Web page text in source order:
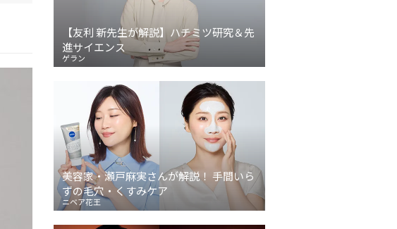
【友利 新先生が解説】ハチミツ研究＆先
進サイエンス
ゲラン
美容家・瀬戸麻実さんが解説！ 手間いら
ずの毛穴・くすみケア
ニベア花王